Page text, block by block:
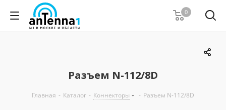
0
Разъем N-112/8D
Главная - Каталог - Коннекторы - Разъем N-112/8D